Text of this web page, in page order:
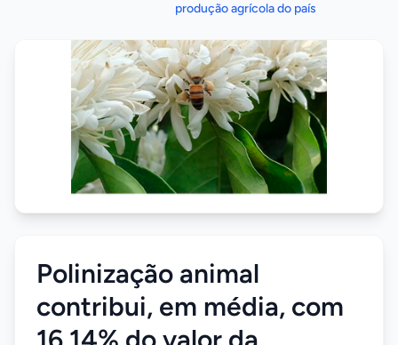
produção agrícola do país
Polinização animal
contribui, em média, com